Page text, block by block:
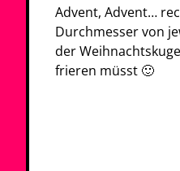
Advent, Advent…
Durchmesser von
der
frieren müsst 🙂